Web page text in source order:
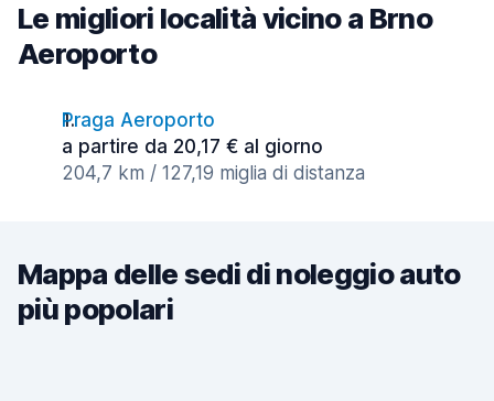
Le migliori località vicino a Brno
Aeroporto
Praga Aeroporto
a partire da 20,17 € al giorno
204,7 km / 127,19 miglia di distanza
Mappa delle sedi di noleggio auto
più popolari